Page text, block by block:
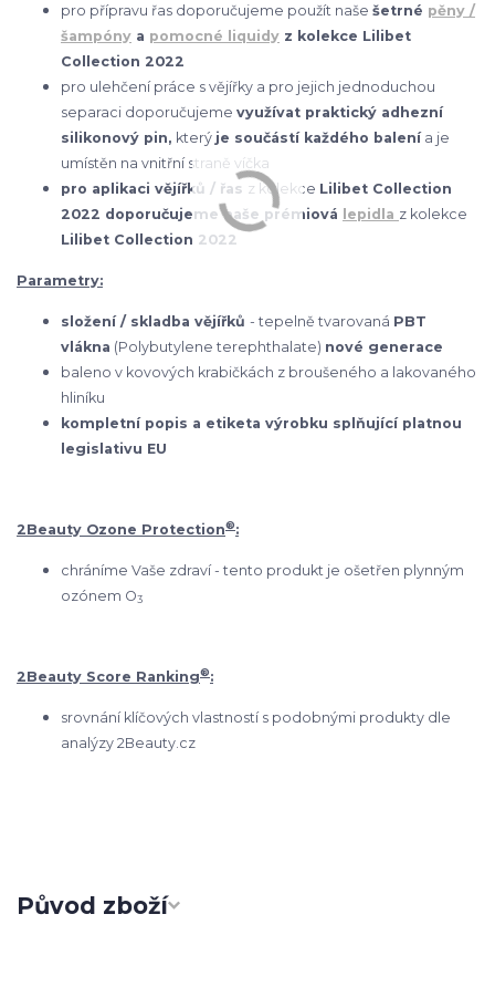
pro přípravu řas doporučujeme použít naše šetrné pěny /
šampóny a pomocné liquidy z kolekce Lilibet
Collection 2022
pro ulehčení práce s vějířky a pro jejich jednoduchou
separaci doporučujeme využívat praktický adhezní
silikonový pin, který je součástí každého balenía je
umístěn na vnitřní straně víčka
pro aplikaci vějířků / řas z kolekce Lilibet Collection
2022 doporučujeme naše prémiová lepidla z kolekce
Lilibet Collection 2022
Parametry:
složení / skladba vějířků - tepelně tvarovaná PBT
vlákna (Polybutylene terephthalate) nové generace
baleno v kovových krabičkách z broušeného a lakovaného
hliníku
kompletní popis a etiketa výrobku splňující platnou
legislativu EU
2Beauty Ozone Protection®:
chráníme Vaše zdraví - tento produkt je ošetřen plynným
ozónem O3
2Beauty Score Ranking®:
srovnání klíčových vlastností s podobnými produkty dle
analýzy 2Beauty.cz
Původ zboží